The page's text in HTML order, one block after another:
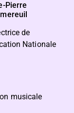
Pierre
de
Nationale
musicale